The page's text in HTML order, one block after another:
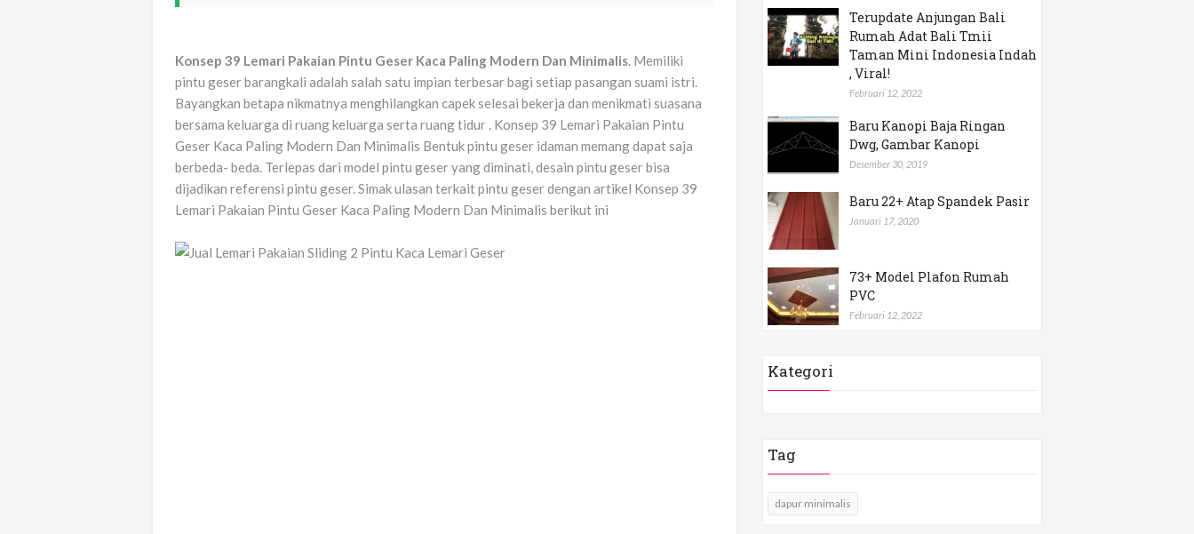
Konsep 39 Lemari Pakaian Pintu Geser Kaca Paling Modern Dan Minimalis. Memiliki
pintu geser barangkali adalah salah satu impian terbesar bagi setiap pasangan suami istri.
Bayangkan betapa nikmatnya menghilangkan capek selesai bekerja dan menikmati suasana
bersama keluarga di ruang keluarga serta ruang tidur . Konsep 39 Lemari Pakaian Pintu
Geser Kaca Paling Modern Dan Minimalis Bentuk pintu geser idaman memang dapat saja
berbeda- beda. Terlepas dari model pintu geser yang diminati, desain pintu geser bisa
dijadikan referensi pintu geser. Simak ulasan terkait pintu geser dengan artikel Konsep 39
Lemari Pakaian Pintu Geser Kaca Paling Modern Dan Minimalis berikut ini
Terupdate Anjungan Bali
Rumah Adat Bali Tmii
Taman Mini Indonesia Indah
, Viral!
Februari 12, 2022
Baru Kanopi Baja Ringan
Dwg, Gambar Kanopi
Desember 30, 2019
Baru 22+ Atap Spandek Pasir
Januari 17, 2020
73+ Model Plafon Rumah
PVC
Februari 12, 2022
Kategori
Tag
dapur minimalis